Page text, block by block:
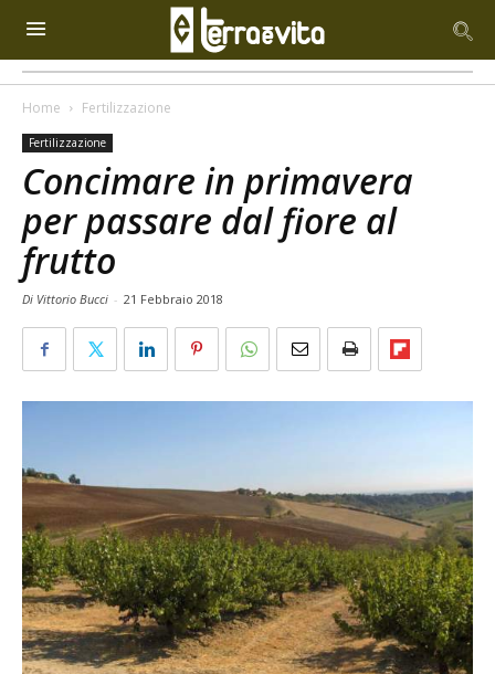
Home Fertilizzazione
Fertilizzazione
Concimare in primavera
per passare dal fiore al
frutto
Di Vittorio Bucci - 21 Febbraio 2018